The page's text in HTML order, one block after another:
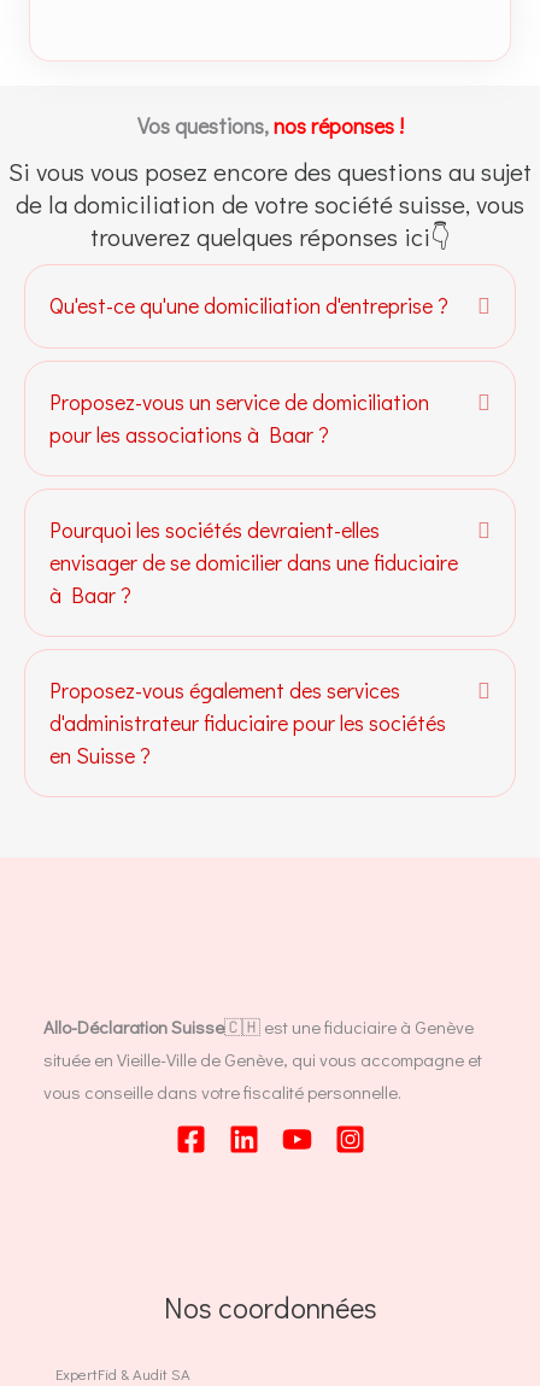
Vos questions,nos réponses !
Si vous vous posez encore des questions au sujet
de la domiciliation de votre société suisse, vous
trouverez quelques réponses ici👇
Qu'est-ce qu'une domiciliation d'entreprise ?
Proposez-vous un service de domiciliation
pour les associations à Baar ?
Pourquoi les sociétés devraient-elles
envisager de se domicilier dans une fiduciaire
à Baar ?
Proposez-vous également des services
d'administrateur fiduciaire pour les sociétés
en Suisse ?
Allo-Déclaration Suisse🇨🇭 est une fiduciaire à Genève
située en Vieille-Ville de Genève, qui vous accompagne et
vous conseille dans votre fiscalité personnelle.
Nos coordonnées
ExpertFid & Audit SA